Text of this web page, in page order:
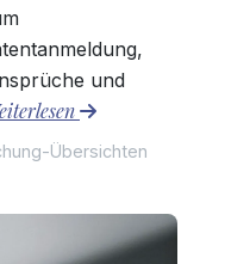
und
Übersichten